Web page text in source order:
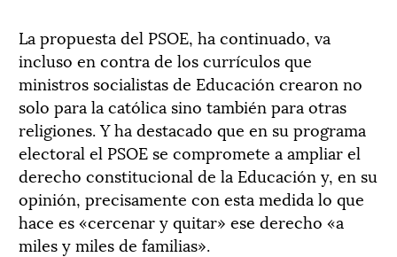
La propuesta del PSOE, ha continuado, va
incluso en contra de los currículos que
ministros socialistas de Educación crearon no
solo para la católica sino también para otras
religiones. Y ha destacado que en su programa
electoral el PSOE se compromete a ampliar el
derecho constitucional de la Educación y, en su
opinión, precisamente con esta medida lo que
hace es «cercenar y quitar» ese derecho «a
miles y miles de familias».